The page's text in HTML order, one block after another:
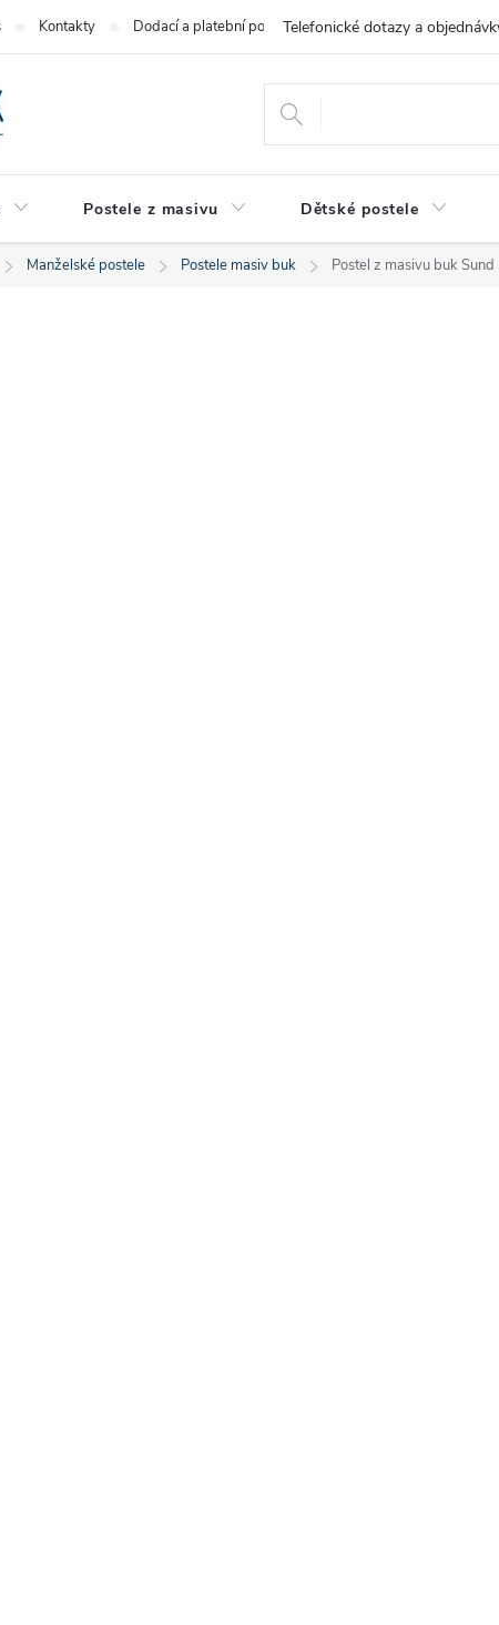
515
Kontakty Dodací a platební podmínky Obchodní podmínky
Postele z masivu Dětské postele
Manželské postele Postele masiv buk Postel z masivu buk Sund